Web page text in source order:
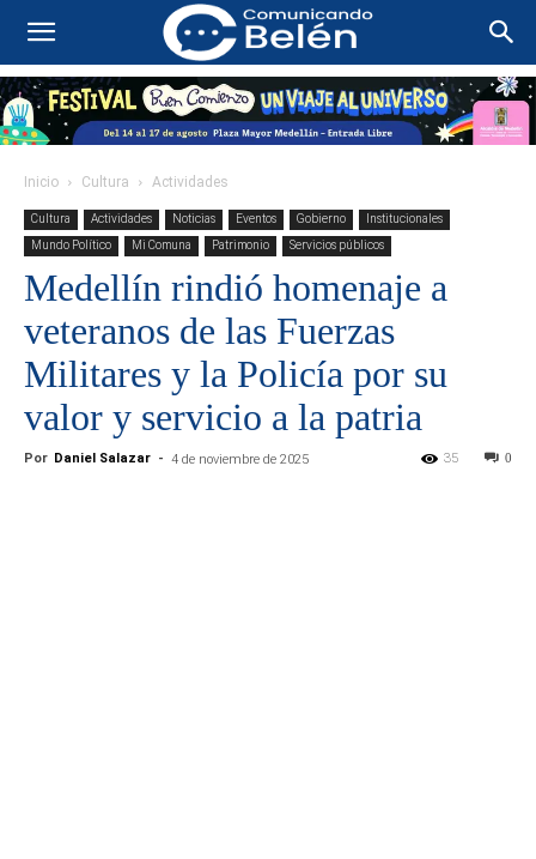
Inicio Cultura Actividades
Cultura Actividades Noticias Eventos Gobierno
Institucionales
Mundo Político
Mi Comuna Patrimonio Servicios públicos
Medellín rindió homenaje a
veteranos de las Fuerzas
Militares y la Policía por su
valor y servicio a la patria
Por Daniel Salazar - 4 de noviembre de 2025 0
35